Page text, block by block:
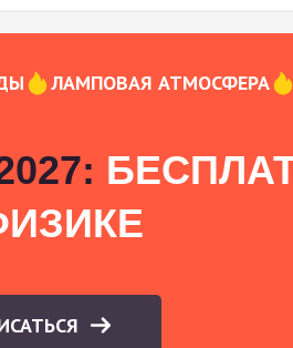
ЛАМПОВАЯ АТМОСФЕРА